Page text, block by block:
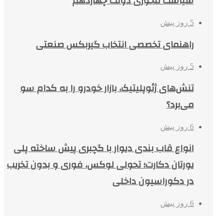
5 روز پیش
راهنمای تخصصی انتخاب گیربکس صنعتی
5 روز پیش
تنش‌های ژئوپلیتیک، بازار خودرو را به کدام سو
می‌برد؟
6 روز پیش
انواع قاب بندی دیوار با گچبری پیش ساخته پلی
یورتان دکارت؛ تحولی لوکس، فوری و بدون تخریب
در دکوراسیون داخلی
6 روز پیش